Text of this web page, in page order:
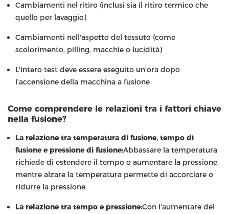
Cambiamenti nel ritiro (inclusi sia il ritiro termico che
quello per lavaggio)
Cambiamenti nell'aspetto del tessuto (come
scolorimento, pilling, macchie o lucidità)
L'intero test deve essere eseguito un'ora dopo
l'accensione della macchina a fusione
Come comprendere le relazioni tra i fattori chiave
nella fusione?
La relazione tra temperatura di fusione, tempo di
fusione e pressione di fusione:Abbassare la temperatura
richiede di estendere il tempo o aumentare la pressione,
mentre alzare la temperatura permette di accorciare o
ridurre la pressione.
La relazione tra tempo e pressione:Con l'aumentare del